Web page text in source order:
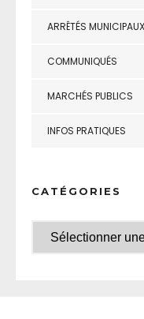
ARRÊTÉS MUNICIPAUX
COMMUNIQUÉS
MARCHÉS PUBLICS
INFOS PRATIQUES
CATÉGORIES